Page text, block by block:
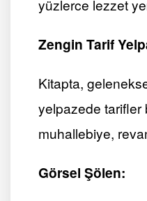
yüzlerce lezzet
Zengin Tarif
Kitapta,
yelpazede tarifler
muhallebiye,
Görsel Şölen: